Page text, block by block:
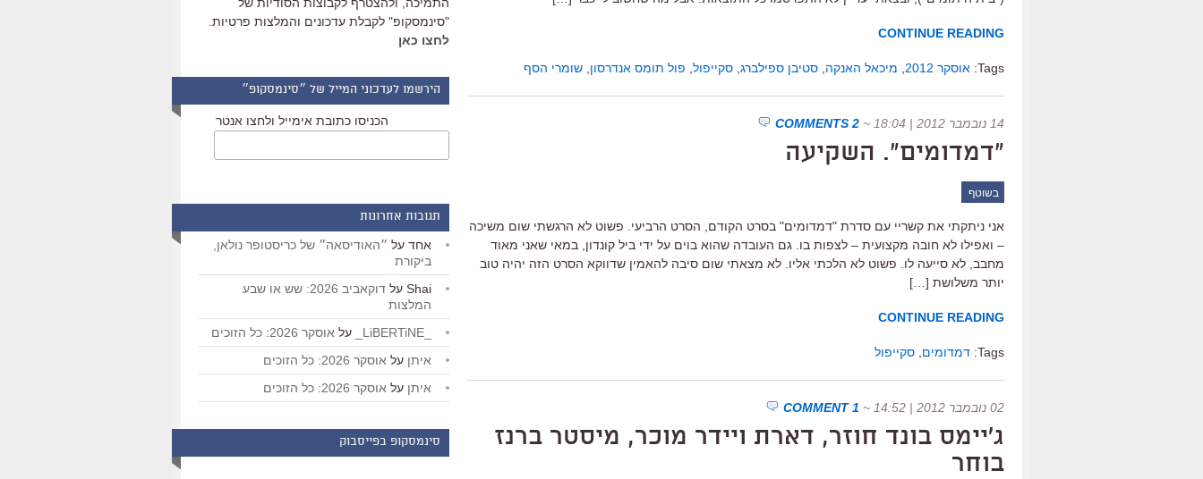
CONTINUE READING
Tags: אוסקר 2012 מיכאל האנקה סטיבן ספילברג סקייפול פול תומס אנדרסון שומרי הסף
14 נובמבר 2012 | 18:04 ~
2 COMMENTS
"דמדומים". השקיעה
בשוטף
אני ניתקתי את קשריי עם סדרת "דמדומים" בסרט הקודם, הסרט הרביעי. פשוט לא הרגשתי שום משיכה
– ואפילו לא חובה מקצועית – לצפות בו. גם העובדה שהוא בוים על ידי ביל קונדון, במאי שאני מאוד
מחבב, לא סייעה לו. פשוט לא הלכתי אליו. לא מצאתי שום סיבה להאמין שדווקא הסרט הזה יהיה טוב
יותר משלושת […]
CONTINUE READING
Tags: דמדומים סקייפול
02 נובמבר 2012 | 14:52 ~
1 COMMENT
ג'יימס בונד חוזר, דארת ויידר מוכר, מיסטר ברנז
בוחר
התמיכה, ולהצטרף לקבוצות הסודיות של
"סינמסקופ" לקבלת עדכונים והמלצות פרטיות.
לחצו כאן
הירשמו לעדכוני המייל של ״סינמסקופ״
הכניסו כתובת אימייל ולחצו אנטר
תגובות אחרונות
אחד על ״האודיסאה״ של כריסטופר נולאן,
ביקורת
Shai על
דוקאביב 2026: שש או שבע
המלצות
על אוסקר 2026: כל הזוכים
איתן על אוסקר 2026: כל הזוכים
איתן על אוסקר 2026: כל הזוכים
סינמסקופ בפייסבוק